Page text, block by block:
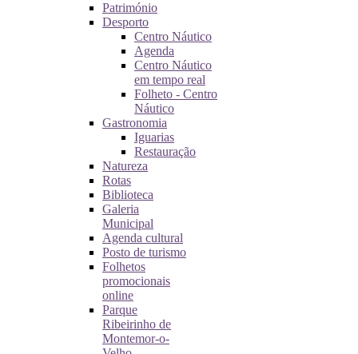
Património
Desporto
Centro Náutico
Agenda
Centro Náutico
em tempo real
Folheto - Centro
Náutico
Gastronomia
Iguarias
Restauração
Natureza
Rotas
Biblioteca
Galeria
Municipal
Agenda cultural
Posto de turismo
Folhetos
promocionais
online
Parque
Ribeirinho de
Montemor-o-